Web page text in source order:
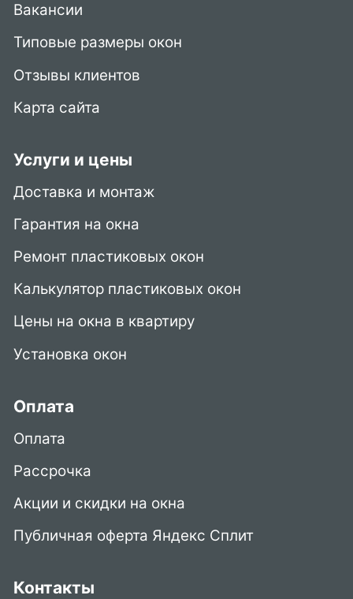
Вакансии
Типовые размеры окон
Отзывы клиентов
Карта сайта
Услуги и цены
Доставка и монтаж
Гарантия на окна
Ремонт пластиковых окон
Калькулятор пластиковых окон
Цены на окна в квартиру
Установка окон
Оплата
Оплата
Рассрочка
Акции и скидки на окна
Публичная оферта Яндекс Сплит
Контакты